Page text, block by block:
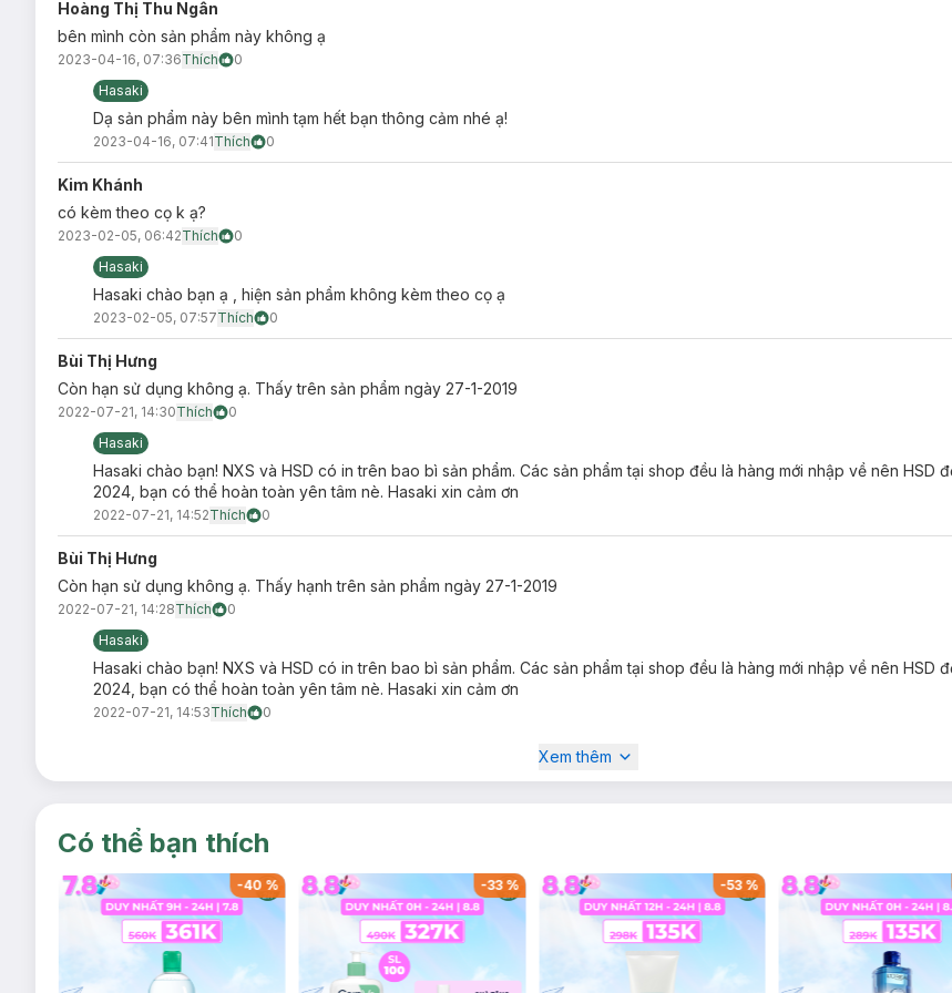
Xuất xứ thương hiệu:Hàn Quốc
Sản xuất tại:Hàn Quốc
Dung tích:5g
Lưu ý: Tác dụng có thể khác nhau tuỳ cơ địa của người dùng
Hoàng Thị Thu Ngân
bên mình còn sản phẩm này không ạ
2023-04-16, 07:36Thích
0
Hasaki
Dạ sản phẩm này bên mình tạm hết bạn thông cảm nhé ạ!
2023-04-16, 07:41Thích 0
Kim Khánh
có kèm theo cọ k ạ?
2023-02-05, 06:42Thích
0
Hasaki
Hasaki chào bạn ạ , hiện sản phẩm không kèm theo cọ ạ
2023-02-05, 07:57Thích 0
Bùi Thị Hưng
Còn hạn sử dụng không ạ. Thấy trên sản phẩm ngày 27-1-2019
2022-07-21, 14:30Thích
0
Hasaki
Hasaki chào bạn! NXS và HSD có in trên bao bì sản phẩm. Các sản phẩm tại shop đều là hàng mới nhập về nên HSD
2024, bạn có thể hoàn toàn yên tâm nè. Hasaki xin cảm ơn
2022-07-21, 14:52Thích 0
Bùi Thị Hưng
Còn hạn sử dụng không ạ. Thấy hạnh trên sản phẩm ngày 27-1-2019
2022-07-21, 14:28Thích
0
Hasaki
Hasaki chào bạn! NXS và HSD có in trên bao bì sản phẩm. Các sản phẩm tại shop đều là hàng mới nhập về nên HSD
2024, bạn có thể hoàn toàn yên tâm nè. Hasaki xin cảm ơn
2022-07-21, 14:53Thích 0
Xem thêm
Có thể bạn thích
-40 % -33% -53%